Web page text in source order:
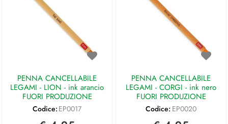
PENNA CANCELLABILE
LEGAMI - LION - ink arancio
FUORI PRODUZIONE
Codice: EP0017
PENNA CANCELLABILE
LEGAMI - CORGI - ink nero
FUORI PRODUZIONE
Codice: EP0020